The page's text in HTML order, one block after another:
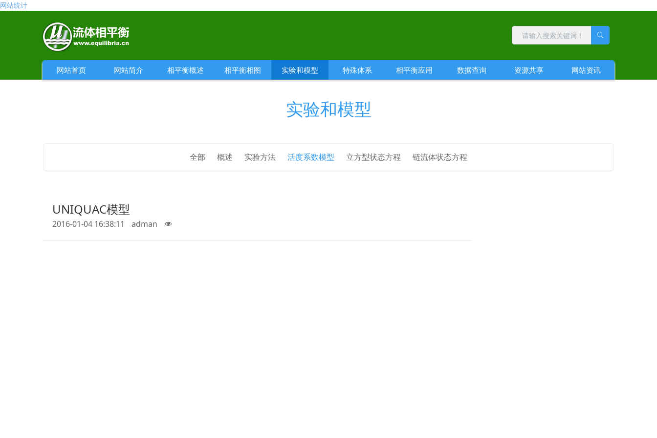
网站统计
网站首页 网站简介 相平衡概述 相平衡相图 实验和模型 特殊体系 相平衡应用 数据查询 资源共享 网站资讯
实验和模型
全部 概述 实验方法 活度系数模型 立方型状态方程 链流体状态方程
UNIQUAC模型
2016-01-04 16:38:11 adman